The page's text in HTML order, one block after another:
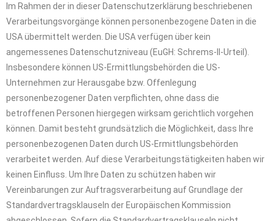
Im Rahmen der in dieser Datenschutzerklärung beschriebenen
Verarbeitungsvorgänge können personenbezogene Daten in die
USA übermittelt werden. Die USA verfügen über kein
angemessenes Datenschutzniveau (EuGH: Schrems-II-Urteil).
Insbesondere können US-Ermittlungsbehörden die US-
Unternehmen zur Herausgabe bzw. Offenlegung
personenbezogener Daten verpflichten, ohne dass die
betroffenen Personen hiergegen wirksam gerichtlich vorgehen
können. Damit besteht grundsätzlich die Möglichkeit, dass Ihre
personenbezogenen Daten durch US-Ermittlungsbehörden
verarbeitet werden. Auf diese Verarbeitungstätigkeiten haben wir
keinen Einfluss. Um Ihre Daten zu schützen haben wir
Vereinbarungen zur Auftragsverarbeitung auf Grundlage der
Standardvertragsklauseln der Europäischen Kommission